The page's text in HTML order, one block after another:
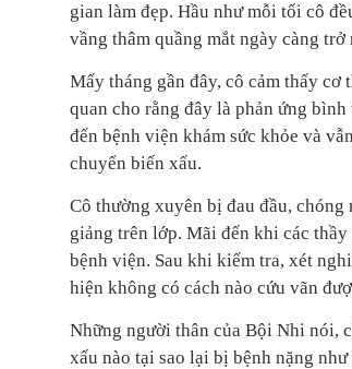
gian làm đẹp. Hầu như mỗi tối cô
vầng thâm quầng mắt ngày càng trở
Mấy tháng gần đây, cô cảm thấy
quan cho rằng đây là phản ứng
đến bệnh viện khám sức khỏe và
chuyển biến xấu.
Cô thường xuyên bị đau đầu,
giảng trên lớp. Mãi đến khi các
bệnh viện. Sau khi kiểm tra, xét
hiện không có cách nào cứu vãn
Những người thân của Bội Nhi nói,
xấu nào tại sao lại bị bệnh nặng